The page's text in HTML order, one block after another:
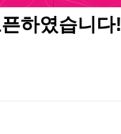
하였습니다!